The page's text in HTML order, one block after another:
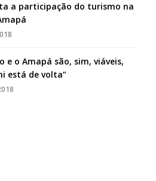
a participação do turismo na
e o Amapá são, sim, viáveis,
está de volta”